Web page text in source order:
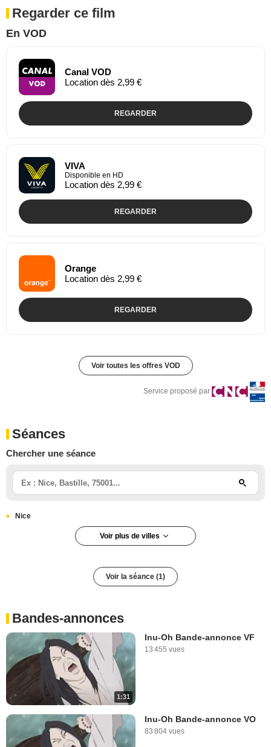
Regarder ce film
En VOD
Canal VOD
Location dès 2,99 €
REGARDER
VIVA
Disponible en HD
Location dès 2,99 €
REGARDER
Orange
Location dès 2,99 €
REGARDER
Voir toutes les offres VOD
Service proposé par
Séances
Chercher une séance
Nice
Voir plus de villes
Voir la séance (1)
Bandes-annonces
1:31
Inu-Oh Bande-annonce VF
13 455 vues
Inu-Oh Bande-annonce VO
83 804 vues